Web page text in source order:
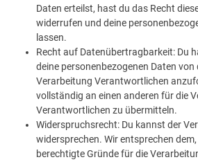
Daten erteilst, hast du das Recht
widerrufen und deine
lassen.
Recht auf Datenübertragbarkeit: Du
deine personenbezogenen Daten von
Verarbeitung Verantwortlichen
vollständig an einen anderen für die
Verantwortlichen zu übermitteln.
Widerspruchsrecht: Du kannst der
widersprechen. Wir entsprechen
berechtigte Gründe für die